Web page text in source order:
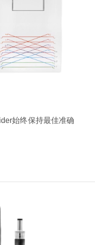
始终保持最佳准确